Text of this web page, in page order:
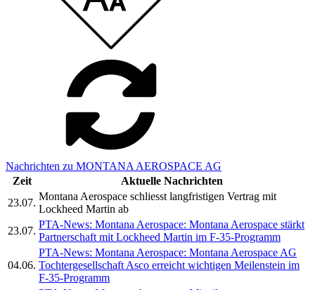
Nachrichten zu MONTANA AEROSPACE AG
Zeit
Aktuelle Nachrichten
23.07.
Montana Aerospace schliesst langfristigen Vertrag mit
Lockheed Martin ab
23.07.
PTA-News: Montana Aerospace: Montana Aerospace stärkt
Partnerschaft mit Lockheed Martin im F-35-Programm
04.06.
PTA-News: Montana Aerospace: Montana Aerospace AG
Tochtergesellschaft Asco erreicht wichtigen Meilenstein im
F-35-Programm